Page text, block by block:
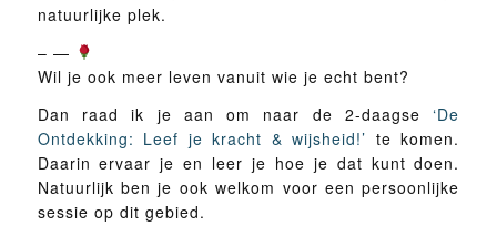
natuurlijke plek.
– —
Wil je ook meer leven vanuit wie je echt bent?
Dan raad ik je aan om naar de 2-daagse ‘De
Ontdekking: Leef je kracht & wijsheid!’ te komen.
Daarin ervaar je en leer je hoe je dat kunt doen.
Natuurlijk ben je ook welkom voor een persoonlijke
sessie op dit gebied.